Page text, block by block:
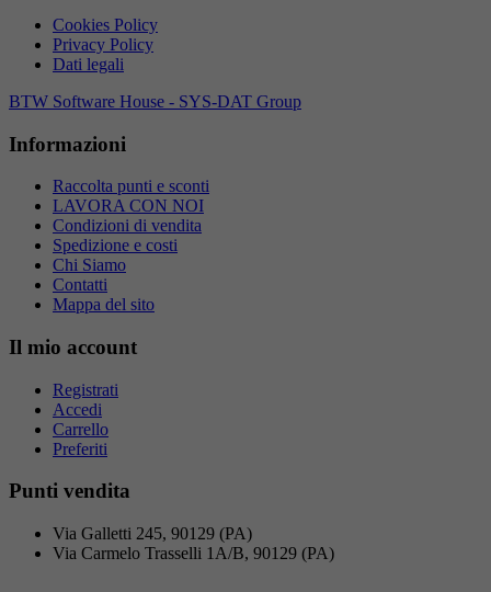
Cookies Policy
Privacy Policy
Dati legali
BTW Software House - SYS-DAT Group
Informazioni
Raccolta punti e sconti
LAVORA CON NOI
Condizioni di vendita
Spedizione e costi
Chi Siamo
Contatti
Mappa del sito
Il mio account
Registrati
Accedi
Carrello
Preferiti
Punti vendita
Via Galletti 245, 90129 (PA)
Via Carmelo Trasselli 1A/B, 90129 (PA)